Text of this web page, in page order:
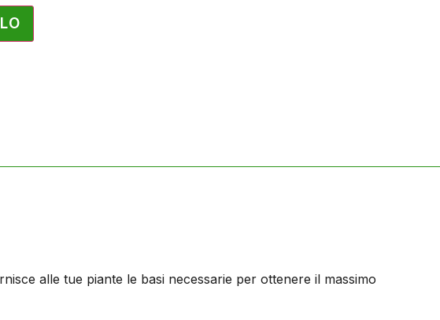
alle tue piante le basi necessarie per ottenere il massimo